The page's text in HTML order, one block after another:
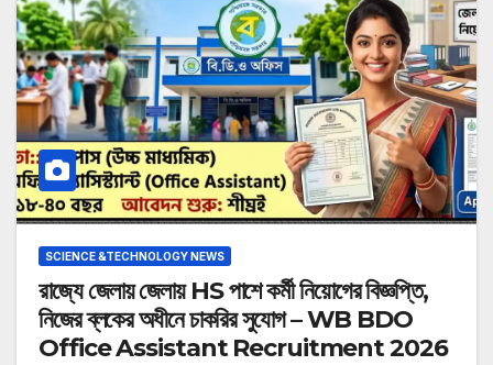
SCIENCE &TECHNOLOGY NEWS
রাজ্যে জেলায় জেলায় HS পাশে কর্মী নিয়োগের বিজ্ঞপ্তি,
নিজের ব্লকের অধীনে চাকরির সুযোগ – WB BDO
Office Assistant Recruitment 2026